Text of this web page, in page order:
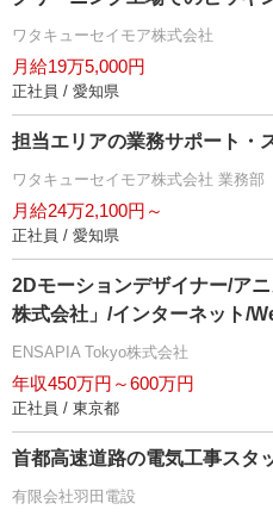
ワタキューセイモア株式会社
月給19万5,000円
正社員 / 愛知県
担当エリアの業務サポート・
ワタキューセイモア株式会社 業務部
月給24万2,100円～
正社員 / 愛知県
2Dモーションデザイナー/ア
株式会社」/インターネット/
ENSAPIA Tokyo株式会社
年収450万円～600万円
正社員 / 東京都
首都高速道路の電気工事スタ
有限会社羽田電設